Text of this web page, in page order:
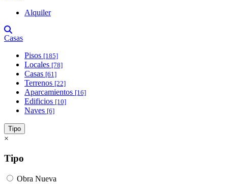
Alquiler
Casas
Pisos [185]
Locales [78]
Casas [61]
Terrenos [22]
Aparcamientos [16]
Edificios [10]
Naves [6]
Tipo
×
Tipo
Obra Nueva